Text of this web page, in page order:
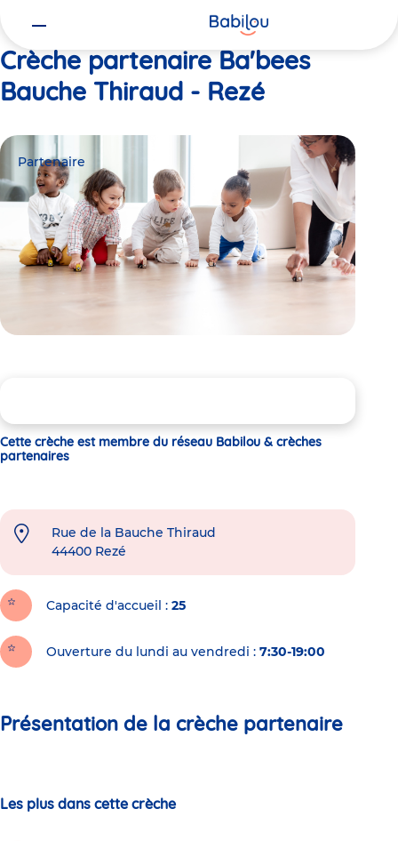
Crèche partenaire Ba'bees
Bauche Thiraud - Rezé
Partenaire
Cette crèche est membre du réseau Babilou & crèches
partenaires
Rue de la Bauche Thiraud
44400 Rezé
Capacité d'accueil 25
Ouverture du lundi au vendredi : 7:30-19:00
Présentation de la crèche partenaire
Les plus dans cette crèche